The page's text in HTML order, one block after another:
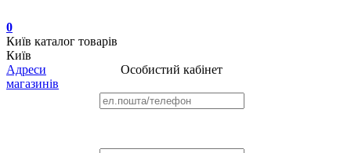
0
Київ каталог товарів
Київ
Адреси
магазинів
Особистий кабінет